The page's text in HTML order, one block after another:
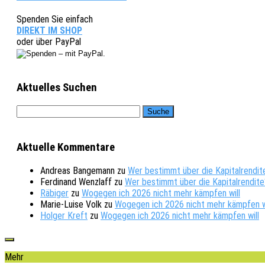
Spenden Sie einfach
DIREKT IM SHOP
oder über PayPal
Aktuelles Suchen
Aktuelle Kommentare
Andreas Bangemann zu Wer bestimmt über die
Ferdinand Wenzlaff zu Wer bestimmt über die
Räbiger zu Wogegen ich 2026 nicht mehr kämpfen will
Marie-Luise Volk zu Wogegen ich 2026 nicht mehr kämpfen
Holger Kreft zu Wogegen ich 2026 nicht mehr kämpfen will
Mehr